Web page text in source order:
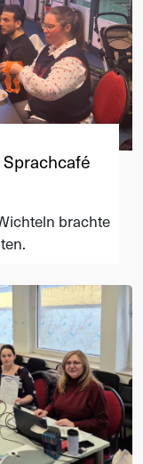
brachte